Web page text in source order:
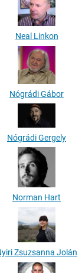
Neal Linkon
Nógrádi Gábor
Nógrádi Gergely
Norman Hart
Nyiri Zsuzsanna Jolán